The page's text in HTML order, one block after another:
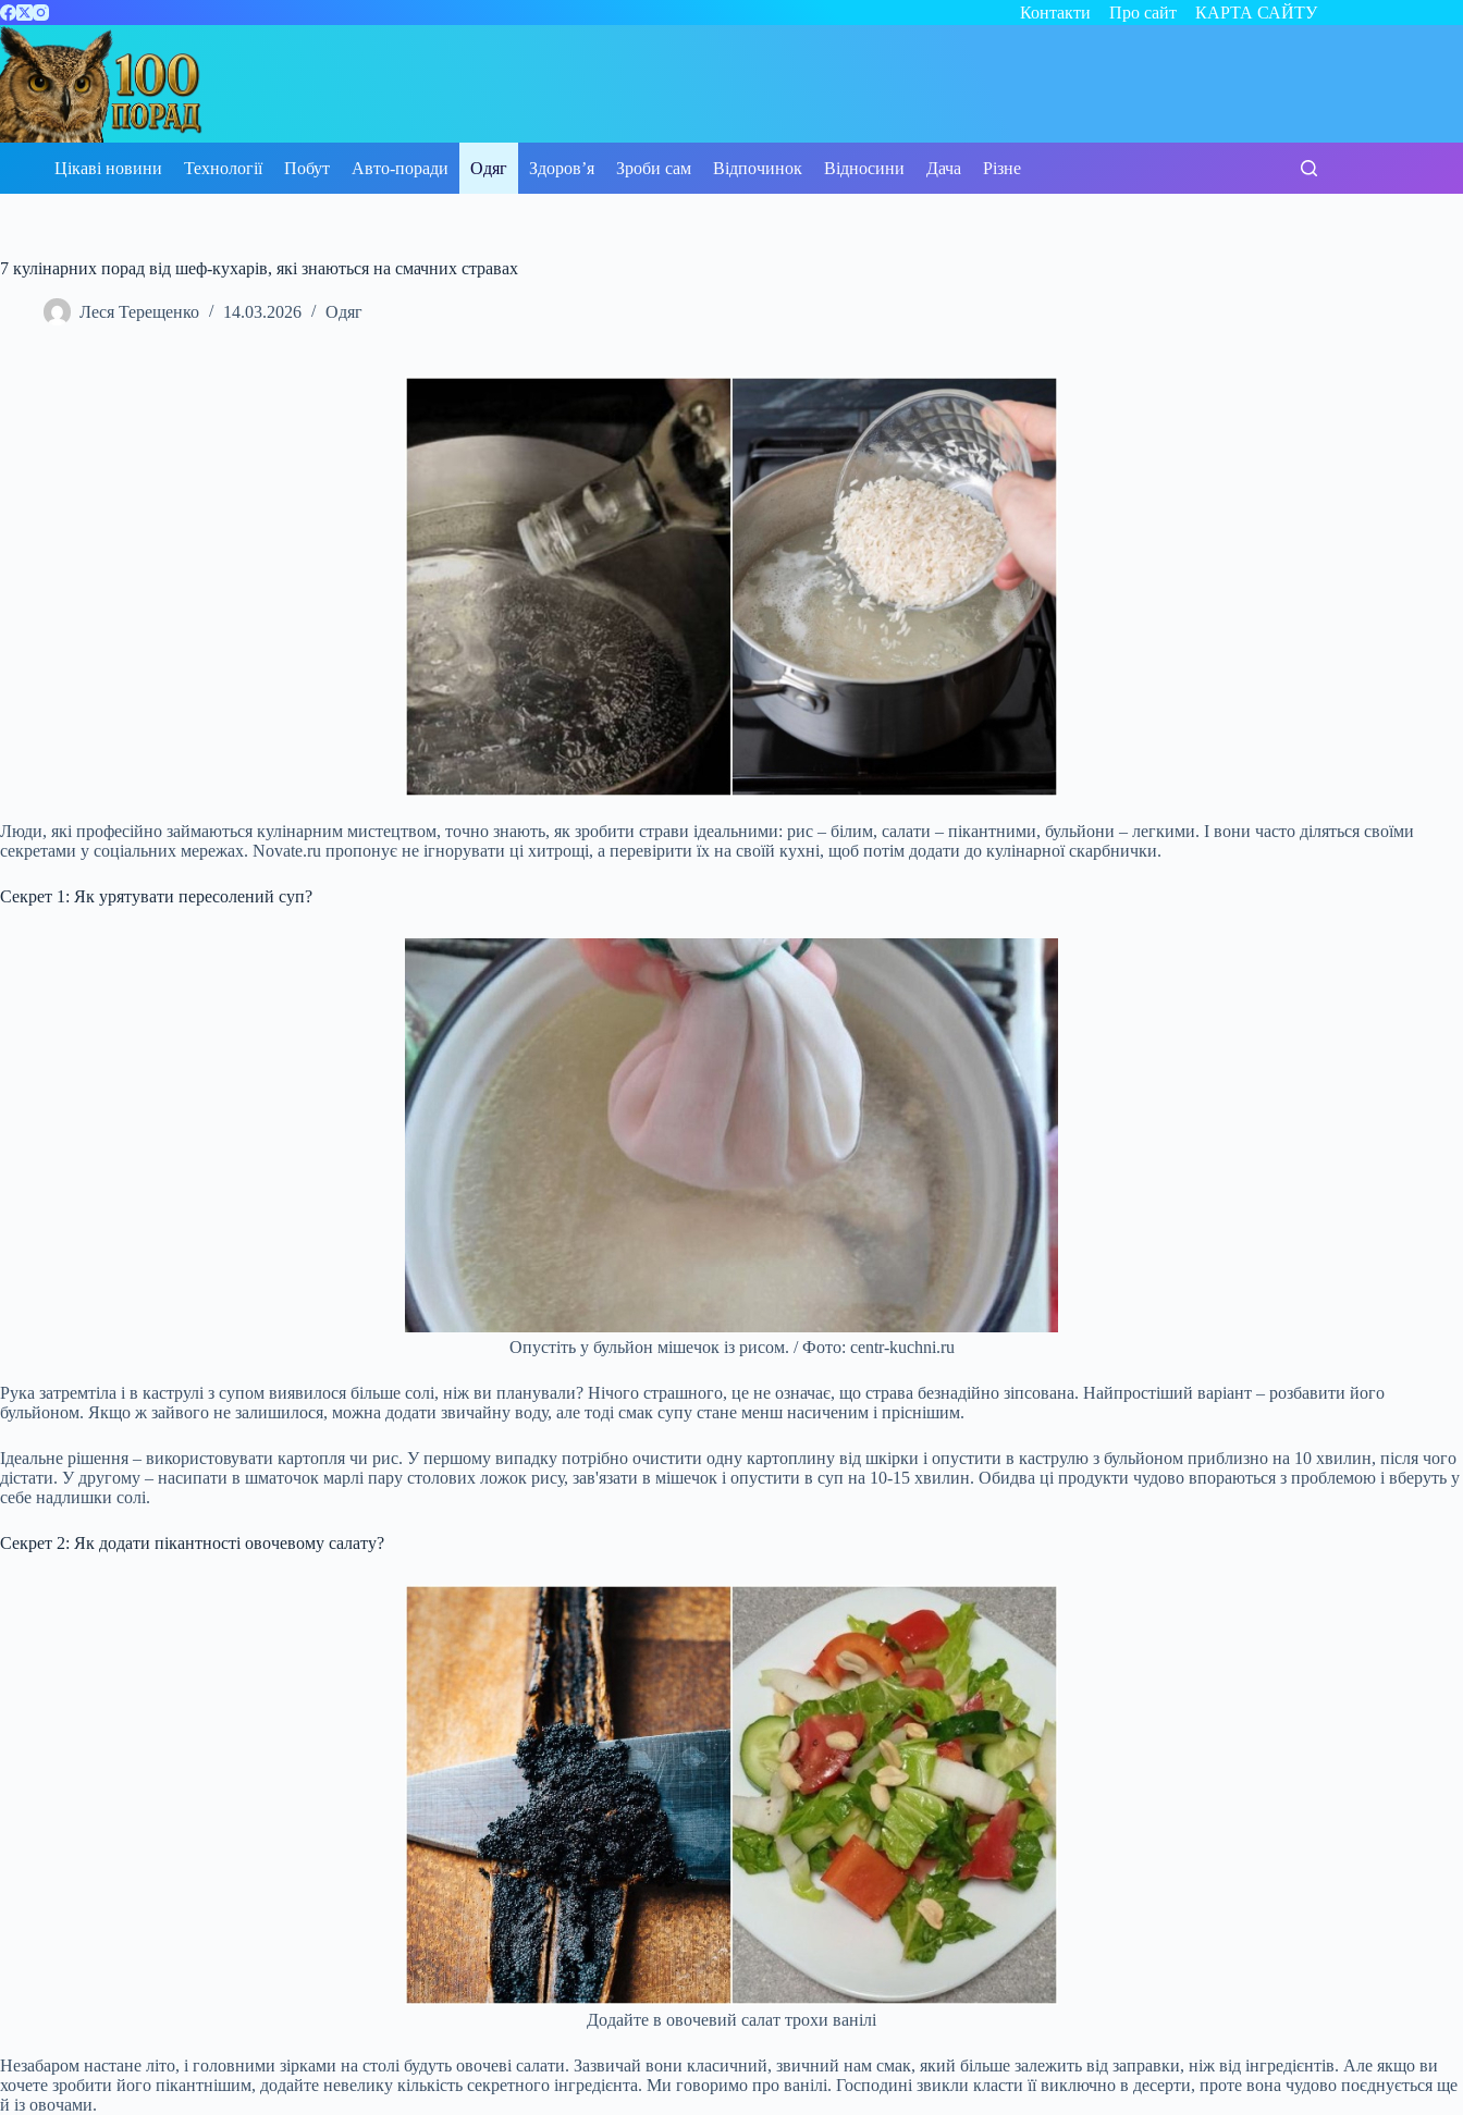
Перейти
до
вмісту
Контакти Про сайт КАРТА САЙТУ
Цікаві новини Технології Побут Авто-поради Одяг Здоров’я Зроби сам Відпочинок Відносини Дача Різне
7 кулінарних порад від шеф-кухарів, які знаються на смачних стравах
Леся Терещенко 14.03.2026 Одяг
Люди, які професійно займаються кулінарним мистецтвом, точно знають, як зробити страви ідеальними: рис – білим, салати – пікантними, бульйони – легкими. І вони часто діляться своїми
секретами у соціальних мережах. Novate.ru пропонує не ігнорувати ці хитрощі, а перевірити їх на своїй кухні, щоб потім додати до кулінарної скарбнички.
Секрет 1: Як урятувати пересолений суп?
Опустіть у бульйон мішечок із рисом. / Фото: centr-kuchni.ru
Рука затремтіла і в каструлі з супом виявилося більше солі, ніж ви планували? Нічого страшного, це не означає, що страва безнадійно зіпсована. Найпростіший варіант – розбавити його
бульйоном. Якщо ж зайвого не залишилося, можна додати звичайну воду, але тоді смак супу стане менш насиченим і пріснішим.
Ідеальне рішення – використовувати картопля чи рис. У першому випадку потрібно очистити одну картоплину від шкірки і опустити в каструлю з бульйоном приблизно на 10 хвилин, після чого
дістати. У другому – насипати в шматочок марлі пару столових ложок рису, зав'язати в мішечок і опустити в суп на 10-15 хвилин. Обидва ці продукти чудово впораються з проблемою і вберуть у
себе надлишки солі.
Секрет 2: Як додати пікантності овочевому салату?
Додайте в овочевий салат трохи ванілі
Незабаром настане літо, і головними зірками на столі будуть овочеві салати. Зазвичай вони класичний, звичний нам смак, який більше залежить від заправки, ніж від інгредієнтів. Але якщо ви
хочете зробити його пікантнішим, додайте невелику кількість секретного інгредієнта. Ми говоримо про ванілі. Господині звикли класти її виключно в десерти, проте вона чудово поєднується ще
й із овочами.